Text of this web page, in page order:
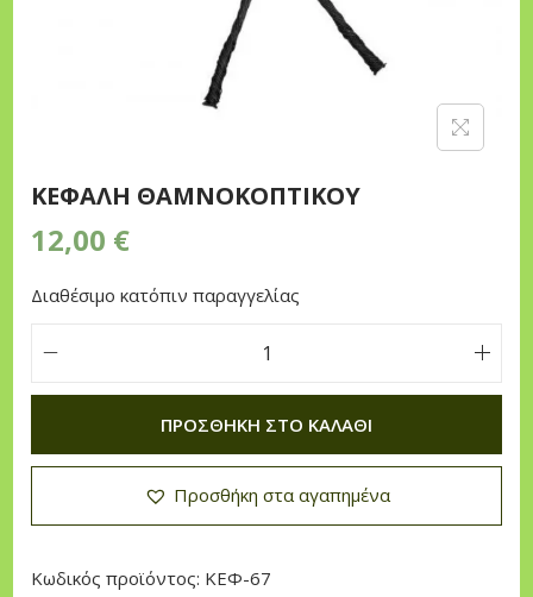
ΚΕΦΑΛΗ ΘΑΜΝΟΚΟΠΤΙΚΟΥ
12,00 €
Διαθέσιμο κατόπιν παραγγελίας
Κ
Ε
Φ
Α
Λ
Θ
ΠΡΟΣΘΉΚΗ ΣΤΟ ΚΑΛΆΘΙ
Προσθήκη στα αγαπημένα
Κωδικός προϊόντος: ΚΕΦ-67